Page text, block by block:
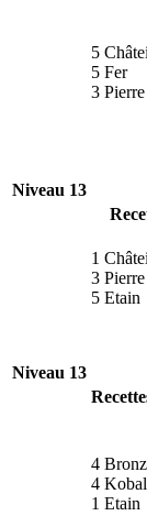
5
5 Fer
3
Niveau 13
1
3
5 Etain
Niveau 13
4
4
1 Etain